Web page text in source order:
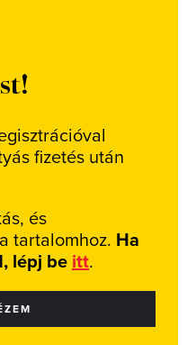
fizetés után
és
tartalomhoz. Ha
lépj be itt.